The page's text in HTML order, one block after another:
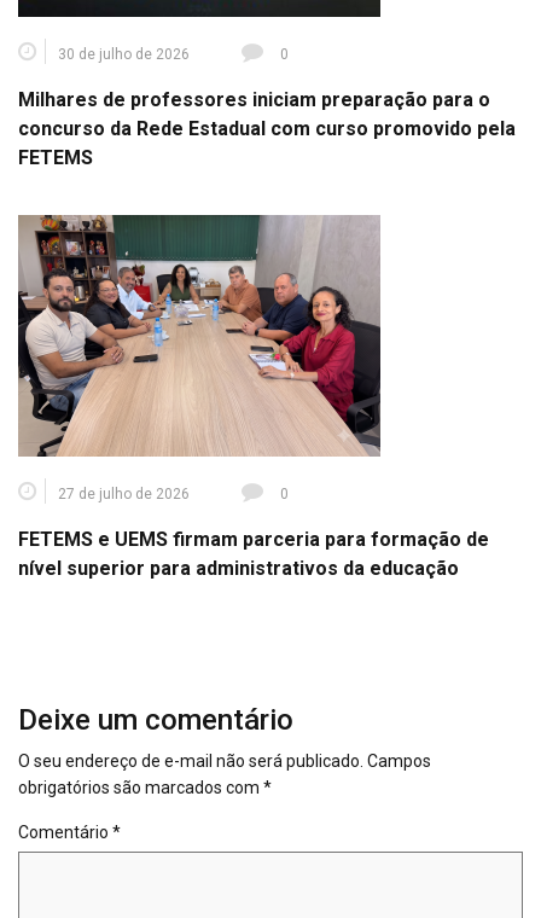
30 de julho de 2026 0
Milhares de professores iniciam preparação para o
concurso da Rede Estadual com curso promovido pela
FETEMS
27 de julho de 2026 0
FETEMS e UEMS firmam parceria para formação de
nível superior para administrativos da educação
Deixe um comentário
O seu endereço de e-mail não será publicado. Campos
obrigatórios são marcados com *
Comentário *